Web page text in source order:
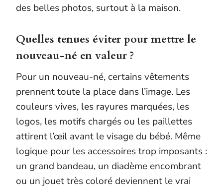
des belles photos, surtout à la maison.
Quelles tenues éviter pour mettre le
nouveau-né en valeur ?
Pour un nouveau-né, certains vêtements
prennent toute la place dans l’image. Les
couleurs vives, les rayures marquées, les
logos, les motifs chargés ou les paillettes
attirent l’œil avant le visage du bébé. Même
logique pour les accessoires trop imposants :
un grand bandeau, un diadème encombrant
ou un jouet très coloré deviennent le vrai